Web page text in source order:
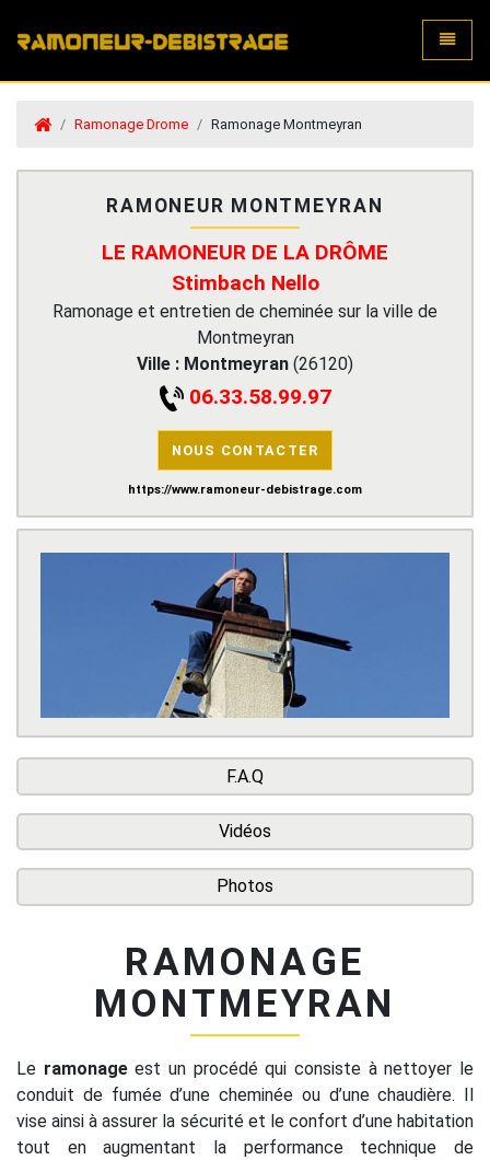
Ramonage Drome Ramonage Montmeyran
RAMONEUR MONTMEYRAN
LE RAMONEUR DE LA DRÔME
Stimbach Nello
Ramonage et entretien de cheminée sur la ville de
Montmeyran
Ville : Montmeyran (26120)
06.33.58.99.97
NOUS CONTACTER
https://www.ramoneur-debistrage.com
F.A.Q
Vidéos
Photos
RAMONAGE
MONTMEYRAN
Le ramonageest un procédé qui consiste à nettoyer le
conduit de fumée d’une cheminée ou d’une chaudière. Il
vise ainsi à assurer la sécurité et le confort d’une habitation
tout en augmentant la performance technique de